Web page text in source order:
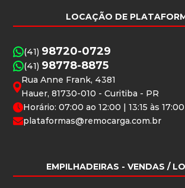
LOCAÇÃO DE
(41) 98720-0729
(41) 98778-8875
Rua Anne Frank, 4381
Hauer, 81730-010 - Curitiba - PR
Horário: 07:00 ao 12:00 | 13:15 às 17:00
plataformas@remocarga.com.br
EMPILHADEIRAS - VENDAS /